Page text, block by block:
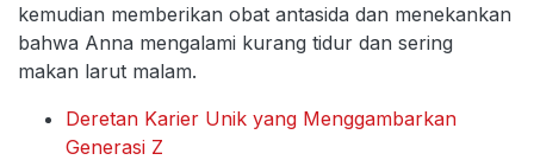
kemudian memberikan obat antasida dan menekankan
bahwa Anna mengalami kurang tidur dan sering
makan larut malam.
Deretan Karier Unik yang Menggambarkan
Generasi Z